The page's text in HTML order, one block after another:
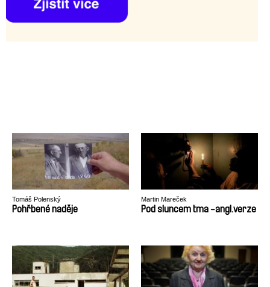
Tomáš Polenský
Pohřbené naděje
Martin Mareček
Pod sluncem tma -angl.verze